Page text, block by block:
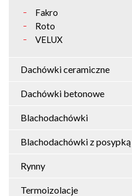
Fakro
Roto
VELUX
Dachówki ceramiczne
Dachówki betonowe
Blachodachówki
Blachodachówki z posypką
Rynny
Termoizolacje